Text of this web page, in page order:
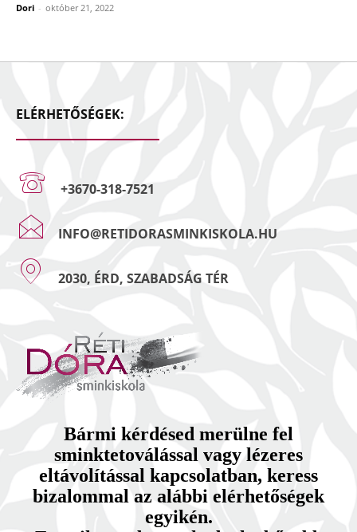
Dori - október 21, 2022
ELÉRHETŐSÉGEK:
+3670-318-7521
INFO@RETIDORASMINKISKOLA.HU
2030, ÉRD, SZABADSÁG TÉR
Bármi kérdésed merülne fel
sminktetoválással vagy lézeres
eltávolítással kapcsolatban, keress
bizalommal az alábbi elérhetőségek
egyikén.